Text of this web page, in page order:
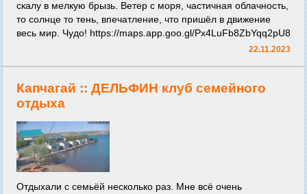
скалу в мелкую брызь. Ветер с моря, частичная облачность,
то солнце то тень, впечатление, что пришёл в движение
весь мир. Чудо! https://maps.app.goo.gl/Px4LuFb8ZbYqq2pU8
22.11.2023
Капчагай :: ДЕЛЬФИН клуб семейного
отдыха
Отдыхали с семьёй несколько раз. Мне всё очень